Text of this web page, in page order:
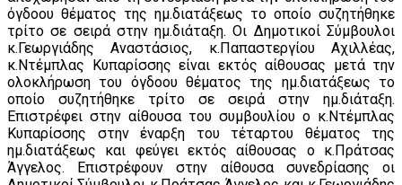
όγδοου θέματος της ημ.διατάξεως το οποίο συζητήθηκε
τρίτο σε σειρά στην ημ.διάταξη. Οι Δημοτικοί Σύμβουλοι
κ.Γεωργιάδης Αναστάσιος, κ.Παπαστεργίου Αχιλλέας,
κ.Ντέμπλας Κυπαρίσσης είναι εκτός αίθουσας μετά την
ολοκλήρωση του όγδοου θέματος της ημ.διατάξεως το
οποίο συζητήθηκε τρίτο σε σειρά στην ημ.διάταξη.
Επιστρέφει στην αίθουσα του συμβουλίου ο κ.Ντέμπλας
Κυπαρίσσης στην έναρξη του τέταρτου θέματος της
ημ.διατάξεως και φεύγει εκτός αίθουσας ο κ.Πράτσας
Άγγελος. Επιστρέφουν στην αίθουσα συνεδρίασης οι